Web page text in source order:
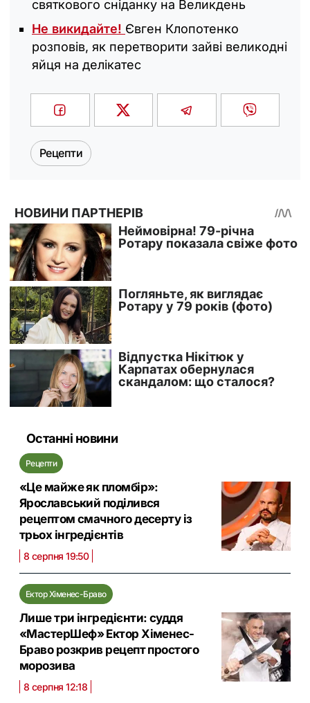
святкового сніданку на Великдень
Не викидайте! Євген Клопотенко
розповів, як перетворити зайві великодні
яйця на делікатес
Рецепти
Останні новини
Рецепти
«Це майже як пломбір»:
Ярославський поділився
рецептом смачного десерту із
трьох інгредієнтів
8 серпня 19:50
Ектор Хіменес-Браво
Лише три інгредієнти: суддя
«МастерШеф» Ектор Хіменес-
Браво розкрив рецепт простого
морозива
8 серпня 12:18